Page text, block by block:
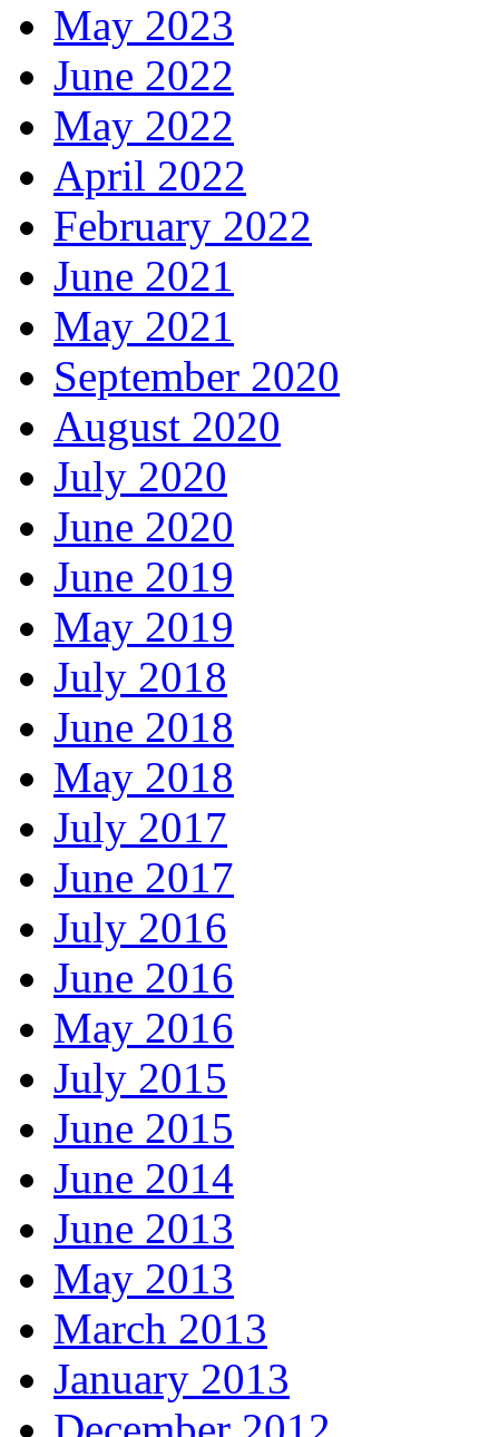
May 2023
June 2022
May 2022
April 2022
February 2022
June 2021
May 2021
September 2020
August 2020
July 2020
June 2020
June 2019
May 2019
July 2018
June 2018
May 2018
July 2017
June 2017
July 2016
June 2016
May 2016
July 2015
June 2015
June 2014
June 2013
May 2013
March 2013
January 2013